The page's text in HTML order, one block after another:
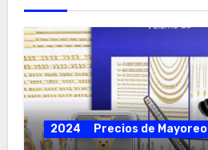
2024 Precios de Mayoreo